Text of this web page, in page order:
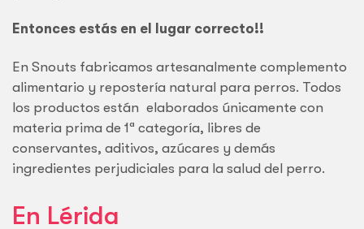
Entonces estás en el lugar correcto!!
En Snouts fabricamos artesanalmente complemento
alimentario y repostería natural para perros. Todos
los productos están elaborados únicamente con
materia prima de 1ª categoría, libres de
conservantes, aditivos, azúcares y demás
ingredientes perjudiciales para la salud del perro.
En Lérida